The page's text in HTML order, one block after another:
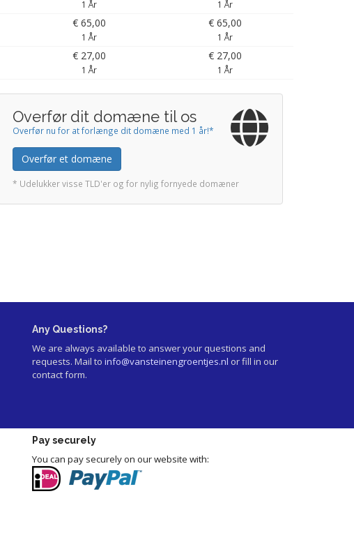
1 År 1 År
€ 65,00
1 År
€ 65,00
1 År
€ 27,00
1 År
€ 27,00
1 År
Overfør dit domæne til os
Overfør nu for at forlænge dit domæne med 1 år!*
Overfør et domæne
* Udelukker visse TLD'er og for nylig fornyede domæner
Any Questions?
We are always available to answer your questions and
requests. Mail to info@vansteinengroentjes.nl or fill in our
contact form.
Pay securely
You can pay securely on our website with: